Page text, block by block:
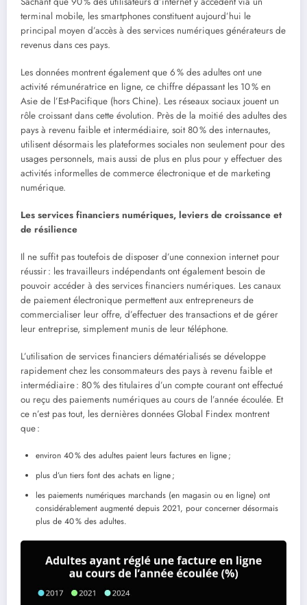
terminal mobile, les smartphones constituent aujourd’hui le
principal moyen d’accès à des services numériques générateurs de
revenus dans ces pays.
Les données montrent également que 6 % des adultes ont une
activité rémunératrice en ligne, ce chiffre dépassant les 10 % en
Asie de l’Est-Pacifique (hors Chine). Les réseaux sociaux jouent un
rôle croissant dans cette évolution. Près de la moitié des adultes des
pays à revenu faible et intermédiaire, soit 80 % des internautes,
utilisent désormais les plateformes sociales non seulement pour des
usages personnels, mais aussi de plus en plus pour y effectuer des
activités informelles de commerce électronique et de marketing
numérique.
Les services financiers numériques, leviers de croissance et
de résilience
Il ne suffit pas toutefois de disposer d’une connexion internet pour
réussir : les travailleurs indépendants ont également besoin de
pouvoir accéder à des services financiers numériques. Les canaux
de paiement électronique permettent aux entrepreneurs de
commercialiser leur offre, d’effectuer des transactions et de gérer
leur entreprise, simplement munis de leur téléphone.
L’utilisation de services financiers dématérialisés se développe
rapidement chez les consommateurs des pays à revenu faible et
intermédiaire : 80 % des titulaires d’un compte courant ont effectué
ou reçu des paiements numériques au cours de l’année écoulée. Et
ce n’est pas tout, les dernières données Global Findex montrent
que :
environ 40 % des adultes paient leurs factures en ligne ;
plus d’un tiers font des achats en ligne ;
les paiements numériques marchands (en magasin ou en ligne) ont
considérablement augmenté depuis 2021, pour concerner désormais
plus de 40 % des adultes.